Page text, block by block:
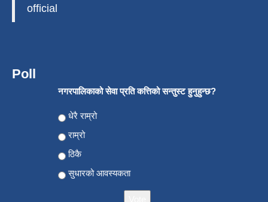
official
Poll
नगरपालिकाको सेवा प्रति कत्तिको सन्तुस्ट हुनुहुन्छ?
Choices
धेरै राम्रो
राम्रो
ठिकै
सुधारको आवस्यकता